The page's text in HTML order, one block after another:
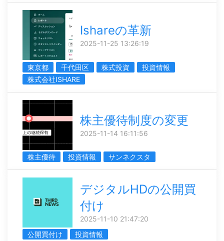
Ishareの革新
2025-11-25 13:26:19
東京都 千代田区 株式投資
投資情報
株式会社ISHARE
株主優待制度の変更
2025-11-14 16:11:56
株主優待 投資情報 サンネクスタ
デジタルHDの公開買
付け
2025-11-10 21:47:20
公開買付け
投資情報